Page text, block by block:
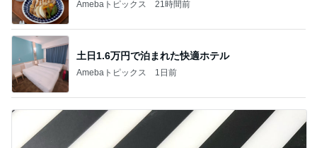
Amebaトピックス 21時間前
土日1.6万円で泊まれた快適ホテル
Amebaトピックス 1日前